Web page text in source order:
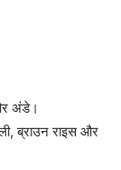
अंडे।
ब्राउन राइस और